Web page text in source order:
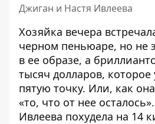
Джиган и Настя Ивлеева
Хозяйка вечера
черном пеньюаре, но не
в ее образе, а
тысяч долларов,
пятую точку. Или, как
«то, что от нее
Ивлеева похудела на 14